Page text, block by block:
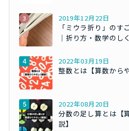
2019年12月22日
「ミウラ折り」のす
｜折り方・数学のし
2022年03月19日
整数とは【算数から
2022年08月20日
分数の足し算とは【
説】